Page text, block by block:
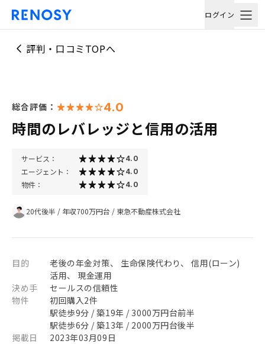
ログイン
評判・口コミTOPへ
総合評価： 4.0
時間のレバレッジと信用の活用
サービス： 4.0
エージェント： 4.0
物件： 4.0
20代後半 / 年収700万円台 / 東急不動産株式会社
目的
老後の年金対策、 生命保険代わり、 信用(ローン)
活用、 現金運用
決め手
セールスの信頼性
物件
初回購入2件
駅徒歩9分 / 築19年 / 3000万円台前半
駅徒歩6分 / 築13年 / 2000万円台後半
掲載日
2023年03月09日